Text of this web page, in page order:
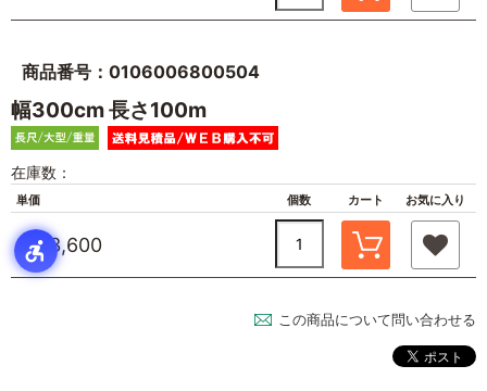
商品番号：0106006800504
幅300cm 長さ100m
在庫数：
単価 個数 カート お気に入り
￥43,600
この商品について問い合わせる